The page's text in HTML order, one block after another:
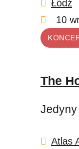
Łódź
10
The
Atlas